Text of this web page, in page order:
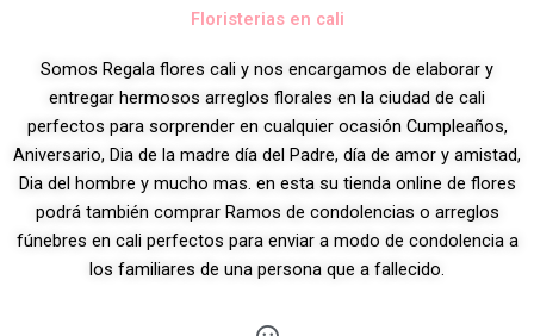
Floristerias en cali
Somos Regala flores cali y nos encargamos de elaborar y
entregar hermosos arreglos florales en la ciudad de cali
perfectos para sorprender en cualquier ocasión Cumpleaños,
Aniversario, Dia de la madre día del Padre, día de amor y amistad,
Dia del hombre y mucho mas. en esta su tienda online de flores
podrá también comprar Ramos de condolencias o arreglos
fúnebres en cali perfectos para enviar a modo de condolencia a
los familiares de una persona que a fallecido.